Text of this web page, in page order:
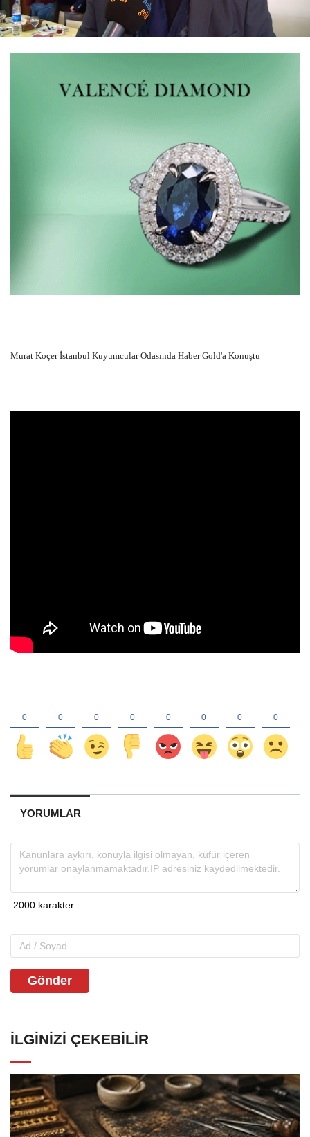
Murat Koçer İstanbul Kuyumcular Odasında Haber Gold'a Konuştu
YORUMLAR
Gönder
İLGINIZI ÇEKEBILIR